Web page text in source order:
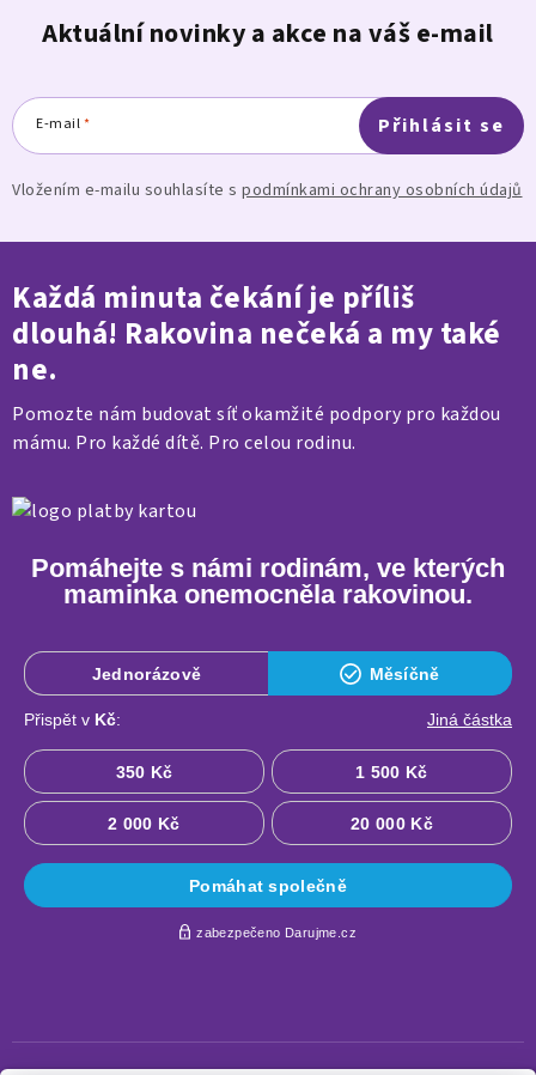
Aktuální novinky a akce na váš e-mail
E-mail
Vložením e-mailu souhlasíte s podmínkami ochrany osobních údajů
Přihlásit se
Každá minuta čekání je příliš
dlouhá! Rakovina nečeká a my také
ne.
Pomozte nám budovat síť okamžité podpory pro každou
mámu. Pro každé dítě. Pro celou rodinu.